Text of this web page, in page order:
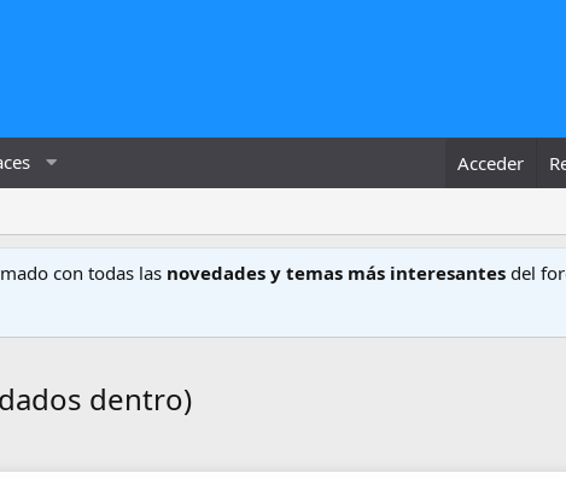
Acceder
con todas las novedades y temas más interesantes del
dentro)